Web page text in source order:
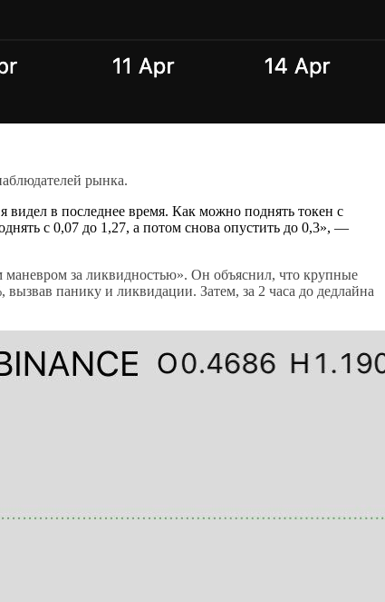
рынка.
в последнее время. Как можно поднять токен с
с 0,07 до 1,27, а потом снова опустить до 0,3», —
маневром за ликвидностью». Он объяснил, что крупные
панику и ликвидации. Затем, за 2 часа до дедлайна